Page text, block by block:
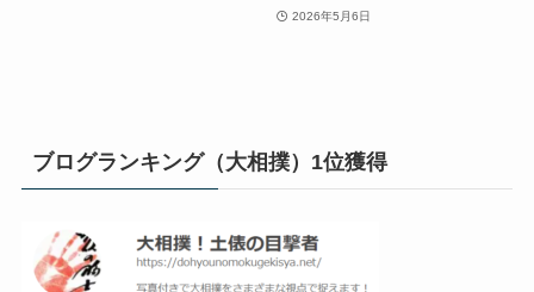
2026年5月6日
ブログランキング（大相撲）1位獲得